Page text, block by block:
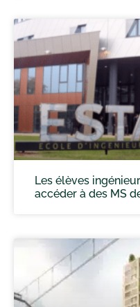
Les élèves
accéder à des MS